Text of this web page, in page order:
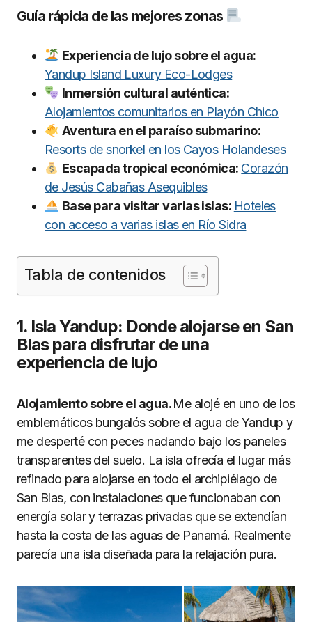
Guía rápida de las mejores zonas
Experiencia de lujo sobre el agua:
Yandup Island Luxury Eco-Lodges
Inmersión cultural auténtica:
Alojamientos comunitarios en Playón Chico
Aventura en el paraíso submarino:
Resorts de snorkel en los Cayos Holandeses
Escapada tropical económica: Corazón
de Jesús Cabañas Asequibles
Base para visitar varias islas: Hoteles
con acceso a varias islas en Río Sidra
Tabla de contenidos
1. Isla Yandup: Donde alojarse en San
Blas para disfrutar de una
experiencia de lujo
Alojamiento sobre el agua.Me alojé en uno de los
emblemáticos bungalós sobre el agua de Yandup y
me desperté con peces nadando bajo los paneles
transparentes del suelo. La isla ofrecía el lugar más
refinado para alojarse en todo el archipiélago de
San Blas, con instalaciones que funcionaban con
energía solar y terrazas privadas que se extendían
hasta la costa de las aguas de Panamá. Realmente
parecía una isla diseñada para la relajación pura.